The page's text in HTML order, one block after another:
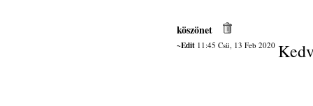
köszönet
~Edit11:45 Csü, 13 Feb 2020